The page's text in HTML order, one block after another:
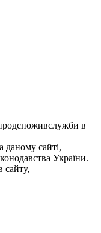
в
даному сайті,
України.
сайту,